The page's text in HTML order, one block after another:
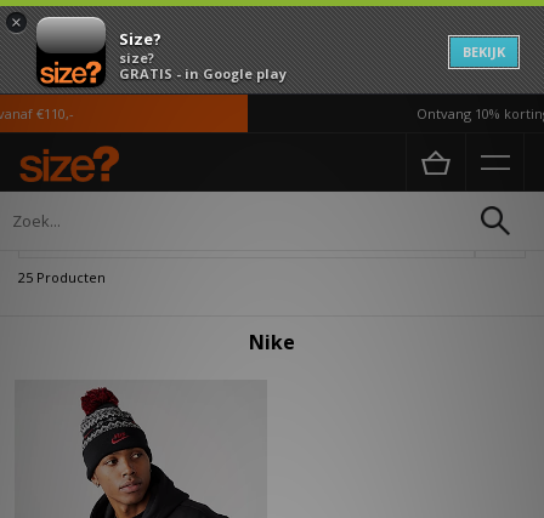
×
Size?
size?
GRATIS - in Google play
BEKIJK
€110,- Ontvang 10%
Home Dames
25 Producten
Nike